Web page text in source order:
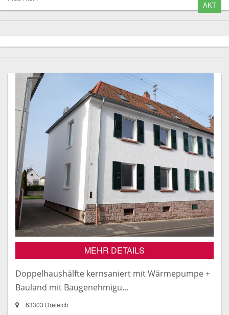
AKT
MEHR DETAILS
Doppelhaushälfte kernsaniert mit Wärmepumpe +
Bauland mit Baugenehmigu...
63303 Dreieich